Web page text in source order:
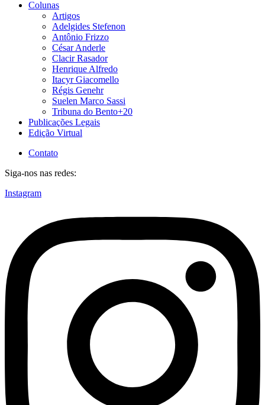
Colunas
Artigos
Adelgides Stefenon
Antônio Frizzo
César Anderle
Clacir Rasador
Henrique Alfredo
Itacyr Giacomello
Régis Genehr
Suelen Marco Sassi
Tribuna do Bento+20
Publicações Legais
Edição Virtual
Contato
Siga-nos nas redes:
Instagram